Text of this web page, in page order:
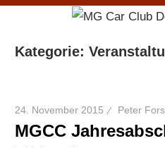
Kategorie:
24. November 2015 Peter
MGCC